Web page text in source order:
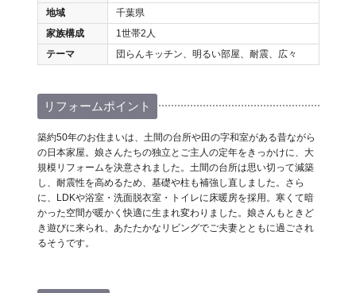
地域
千葉県
家族構成
1世帯2人
テーマ
団らんキッチン、明るい部屋、耐震、広々
リフォームポイント
築約50年のお住まいは、土間の台所や田の字和室がある昔ながら
の日本家屋。娘さんたちの独立とご主人の定年をきっかけに、大
規模リフォームを決意されました。土間の台所は思い切って減築
し、耐震性を高めるため、基礎や柱も補強し直しました。さら
に、LDKや浴室・洗面脱衣室・トイレに床暖房を採用。寒くて暗
かった空間が暖かく快適に生まれ変わりました。娘さんもときど
き遊びに来られ、あたたかなリビングでご夫妻とともに過ごされ
るそうです。